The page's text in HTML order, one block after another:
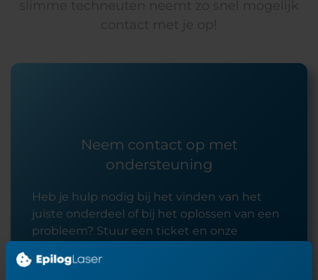
Neem contact op met
ondersteuning
Heb je hulp nodig bij het vinden van het
juiste onderdeel of bij het oplossen van een
probleem? Stuur een ticket en onze
mogelijk contact met je op.